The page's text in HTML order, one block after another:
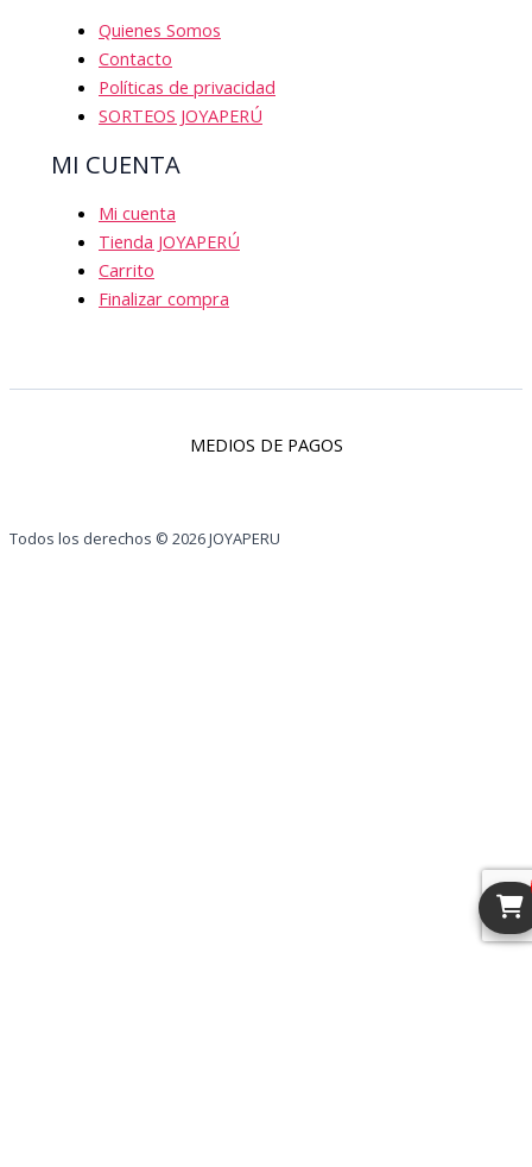
Quienes Somos
Contacto
Políticas de privacidad
SORTEOS JOYAPERÚ
MI CUENTA
Mi cuenta
Tienda JOYAPERÚ
Carrito
Finalizar compra
MEDIOS DE PAGOS
Todos los derechos © 2026 JOYAPERU